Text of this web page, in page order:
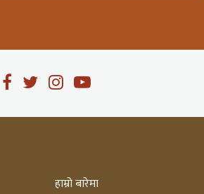
हाम्रो बारेमा